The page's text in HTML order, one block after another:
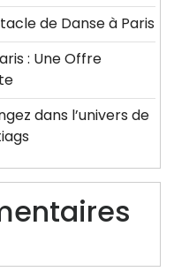
de Danse à Paris
: Une Offre
dans l’univers de